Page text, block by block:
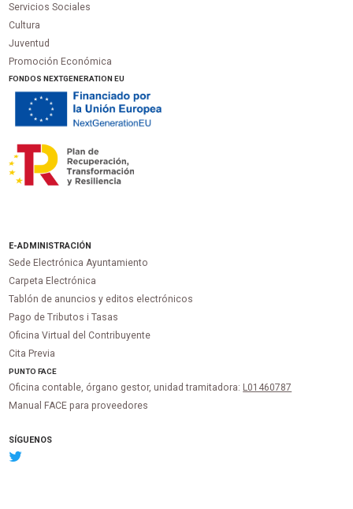
Servicios Sociales
Cultura
Juventud
Promoción Económica
FONDOS NEXTGENERATION EU
E-ADMINISTRACIÓN
Sede Electrónica Ayuntamiento
Carpeta Electrónica
Tablón de anuncios y editos electrónicos
Pago de Tributos i Tasas
Oficina Virtual del Contribuyente
Cita Previa
PUNTOFACE
Oficina contable, órgano gestor, unidad tramitadora: L01460787
Manual FACE para proveedores
SÍGUENOS